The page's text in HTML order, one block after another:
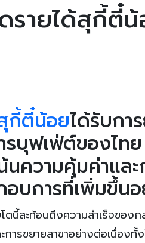
รายได้สุกี้ตี๋
กี้ตี๋น้อยได้รับกา
รบุฟเฟ่ต์ของไท
นความคุ้มค่าแล
อบการที่เพิ่มขึ้น
ตนี้สะท้อนถึงความสำเร็จของ
การขยายสาขาอย่างต่อเนื่อ